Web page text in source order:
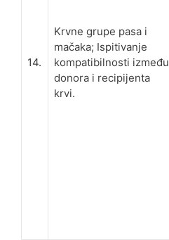
14.
Krvne grupe pasa i
mačaka; Ispitivanje
kompatibilnosti između
donora i recipijenta
krvi.